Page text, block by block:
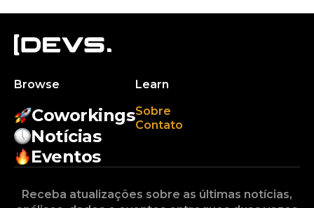
Browse
Coworkings
Notícias
Eventos
Learn
Sobre
Contato
Receba atualizações sobre as últimas notícias,